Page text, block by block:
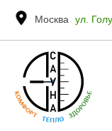
Москва ул.